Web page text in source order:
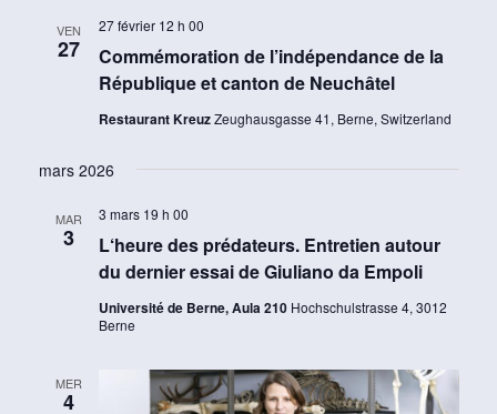
VEN
27
Commémoration de l’indépendance de la
République et canton de Neuchâtel
27 février 12 h 00
Restaurant KreuzZeughausgasse 41, Berne, Switzerland
mars 2026
MAR
3
L‘heure des prédateurs. Entretien autour
du dernier essai de Giuliano da Empoli
3 mars 19 h 00
Université de Berne, Aula 210 Hochschulstrasse 4, 3012
Berne
MER
4